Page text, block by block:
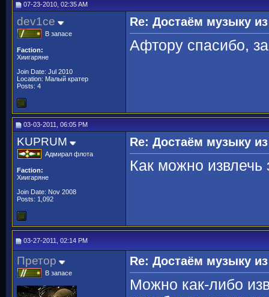
07-23-2010, 02:35 AM
dev1ce
В запасе
Faction:
Хиигаряне
Join Date: Jul 2010
Location: Малый кратер
Posts: 4
Re: Достаём музыку
Афтору спасибо,
03-03-2011, 06:05 PM
KUPRUM
Адмирал флота
Faction:
Хиигаряне
Join Date: Nov 2008
Posts: 1,092
Re: Достаём музыку
Как можно извлечь
03-27-2011, 02:14 PM
Претор
В запасе
Re: Достаём музыку
Можно как-либо